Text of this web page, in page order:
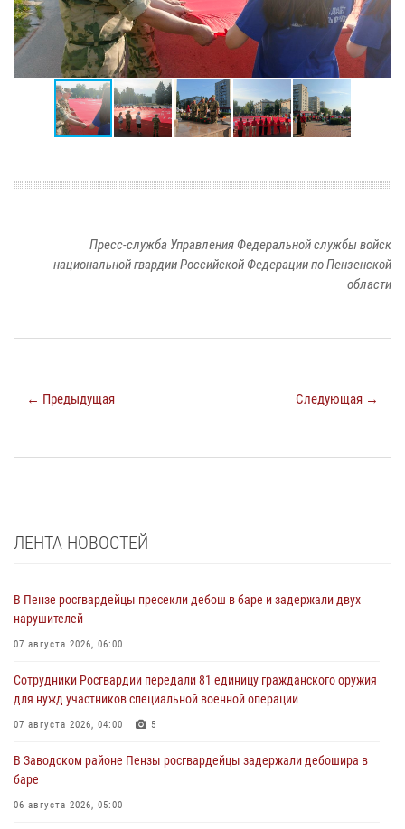
Пресс-служба Управления Федеральной службы войск
национальной гвардии Российской Федерации по Пензенской
области
← Предыдущая Следующая →
ЛЕНТА НОВОСТЕЙ
В Пензе росгвардейцы пресекли дебош в баре и задержали двух
нарушителей
07 августа 2026, 06:00
Сотрудники Росгвардии передали 81 единицу гражданского оружия
для нужд участников специальной военной операции
07 августа 2026, 04:00 5
В Заводском районе Пензы росгвардейцы задержали дебошира в
баре
06 августа 2026, 05:00